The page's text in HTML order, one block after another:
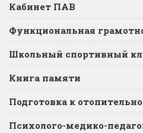
Кабинет ПАВ
Функциональная
Школьный спортивный
Книга памяти
Подготовка к
Психолого-медико-